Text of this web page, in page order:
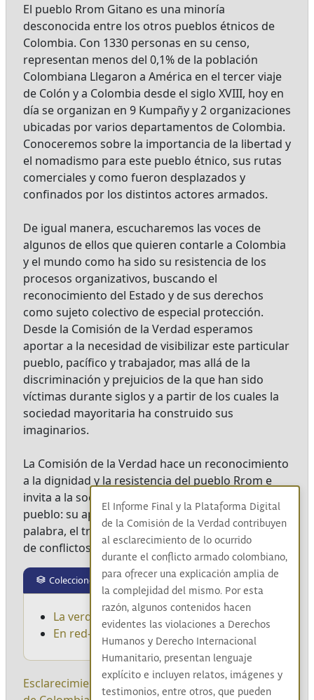
El pueblo Rrom Gitano es una minoría
desconocida entre los otros pueblos étnicos de
Colombia. Con 1330 personas en su censo,
representan menos del 0,1% de la población
Colombiana Llegaron a América en el tercer viaje
de Colón y a Colombia desde el siglo XVIII, hoy en
día se organizan en 9 Kumpañy y 2 organizaciones
ubicadas por varios departamentos de Colombia.
Conoceremos sobre la importancia de la libertad y
el nomadismo para este pueblo étnico, sus rutas
comerciales y como fueron desplazados y
confinados por los distintos actores armados.
De igual manera, escucharemos las voces de
algunos de ellos que quieren contarle a Colombia
y el mundo como ha sido su resistencia de los
procesos organizativos, buscando el
reconocimiento del Estado y de sus derechos
como sujeto colectivo de especial protección.
Desde la Comisión de la Verdad esperamos
aportar a la necesidad de visibilizar este particular
pueblo, pacífico y trabajador, mas allá de la
discriminación y prejuicios de la que han sido
víctimas durante siglos y a partir de los cuales la
sociedad mayoritaria ha construido sus
imaginarios.
La Comisión de la Verdad hace un reconocimiento
a la dignidad y la resistencia del pueblo Rrom e
invita a la sociedad a conocer los valores de este
pueblo: su apego a la libertad, el respeto a la
palabra, el trabajo decente y la resolución pacífica
de conflictos.
Colecciones
La verdad del Pueblo Rrom
En red-ando y sanando desde el territorio
Esclarecimiento|Pueblo Rrom|Pueblo Gitano
El Informe Final y la Plataforma Digital
de la Comisión de la Verdad contribuyen
al esclarecimiento de lo ocurrido
durante el conflicto armado colombiano,
para ofrecer una explicación amplia de
la complejidad del mismo. Por esta
razón, algunos contenidos hacen
evidentes las violaciones a Derechos
Humanos y Derecho Internacional
Humanitario, presentan lenguaje
explícito e incluyen relatos, imágenes y
testimonios, entre otros, que pueden